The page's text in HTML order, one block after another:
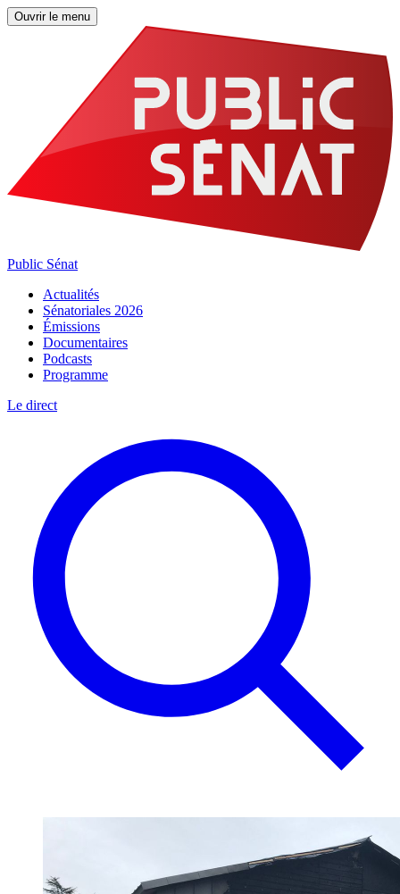
Ouvrir le menu
Public Sénat
Actualités
Sénatoriales 2026
Émissions
Documentaires
Podcasts
Programme
Le direct